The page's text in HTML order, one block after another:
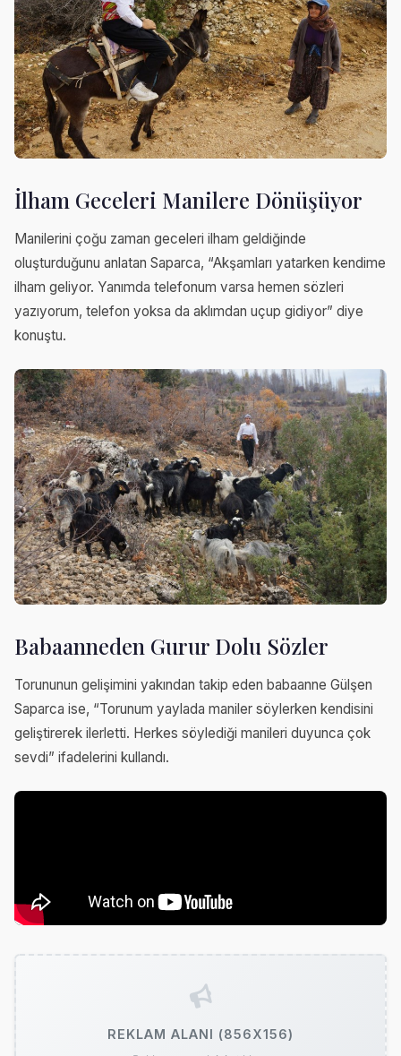
İlham Geceleri Manilere Dönüşüyor
Manilerini çoğu zaman geceleri ilham geldiğinde
oluşturduğunu anlatan Saparca, “Akşamları yatarken kendime
ilham geliyor. Yanımda telefonum varsa hemen sözleri
yazıyorum, telefon yoksa da aklımdan uçup gidiyor” diye
konuştu.
Babaanneden Gurur Dolu Sözler
Torununun gelişimini yakından takip eden babaanne Gülşen
Saparca ise, “Torunum yaylada maniler söylerken kendisini
geliştirerek ilerletti. Herkes söylediği manileri duyunca çok
sevdi” ifadelerini kullandı.
REKLAM ALANI (856X156)